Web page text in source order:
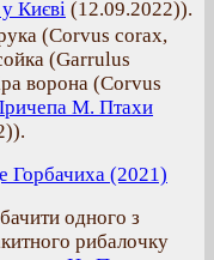
Києві (12.09.2022)).
(Corvus corax,
(Garrulus
ворона (Corvus
М. Птахи
Горбачиха (2021)
одного з
рибалочку